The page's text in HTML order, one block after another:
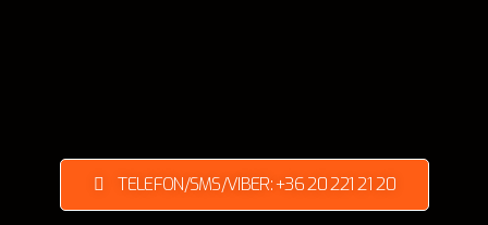
TELEFON/SMS/VIBER: +36 20 221 21 20